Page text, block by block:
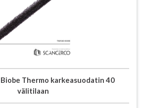
Biobe Thermo karkeasuodatin 40
välitilaan